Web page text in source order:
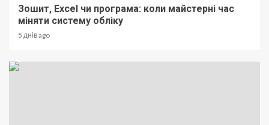
Зошит, Excel чи програма: коли майстерні час
міняти систему обліку
5 днів ago